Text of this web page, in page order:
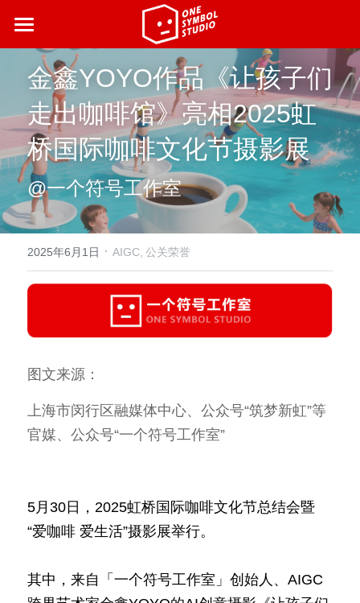
首页
最新动态
营销案例
了解我们
合伙人招募
金鑫YOYO作品《让孩子们
走出咖啡馆》亮相2025虹
桥国际咖啡文化节摄影展
@一个符号工作室
2025年6月1日 · AIGC, 公关荣誉
图文来源：
上海市闵行区融媒体中心、公众号“筑梦新虹”等
官媒、公众号“一个符号工作室”
5月30日，2025虹桥国际咖啡文化节总结会暨
“爱咖啡 爱生活”摄影展举行。
其中，来自「一个符号工作室」创始人、AIGC